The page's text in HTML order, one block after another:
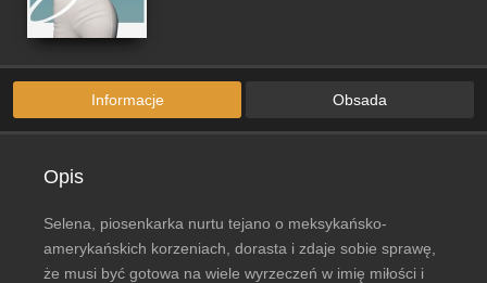
Informacje Obsada
Opis
Selena, piosenkarka nurtu tejano o meksykańsko-
amerykańskich korzeniach, dorasta i zdaje sobie sprawę,
że musi być gotowa na wiele wyrzeczeń w imię miłości i